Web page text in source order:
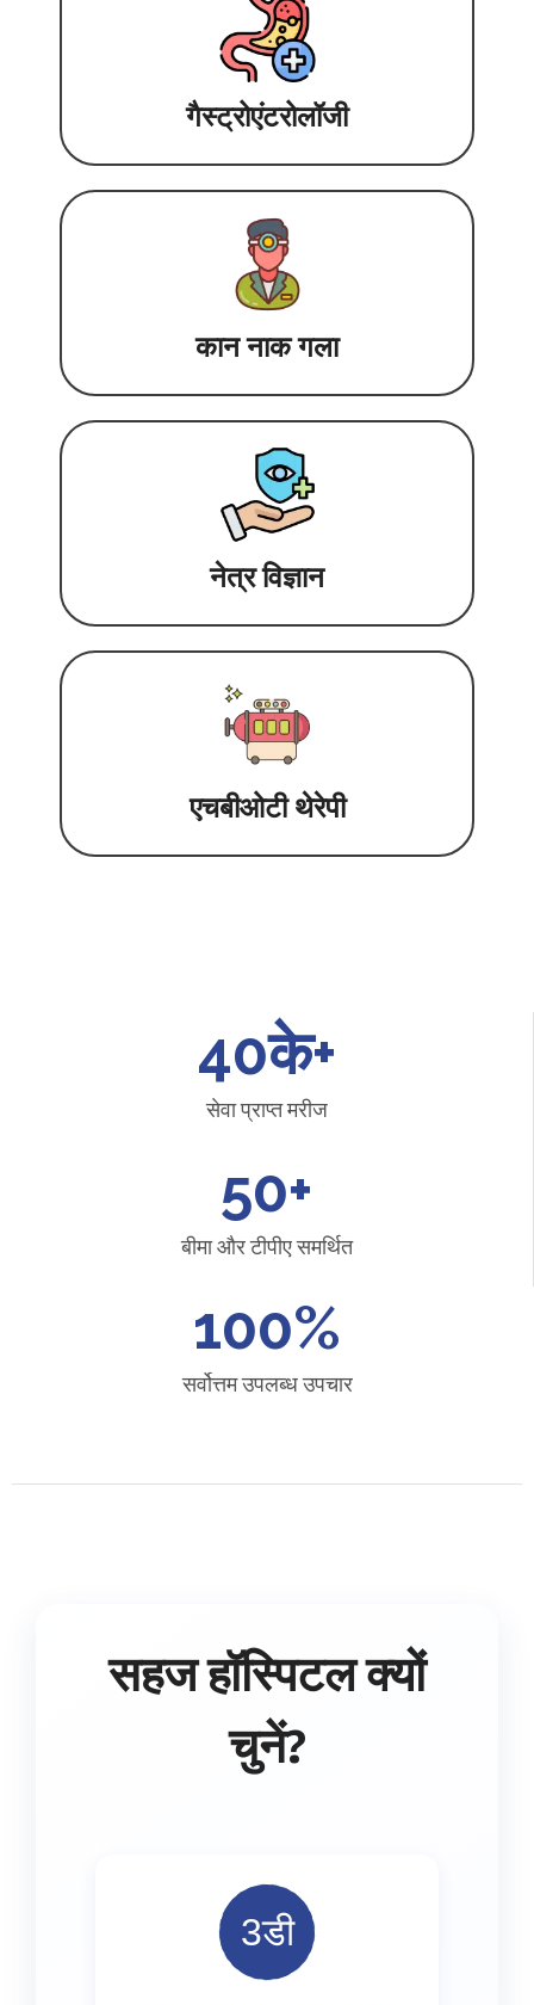
गैस्ट्रोएंटरोलॉजी
कान नाक गला
नेत्र विज्ञान
एचबीओटी थेरेपी
सेवा प्राप्त मरीज
40के+
बीमा और टीपीए समर्थित
50+
सर्वोत्तम उपलब्ध उपचार
100%
सहज हॉस्पिटल क्यों
चुनें?
3डी